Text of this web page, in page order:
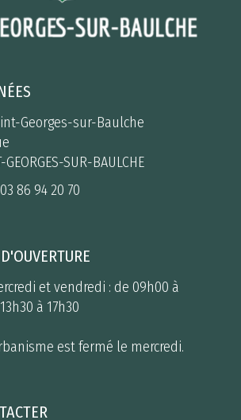
Georges-sur-Baulche
SUR-BAULCHE
03 86 94 20 70
et vendredi : de 09h00 à
à 17h30
est fermé le mercredi.